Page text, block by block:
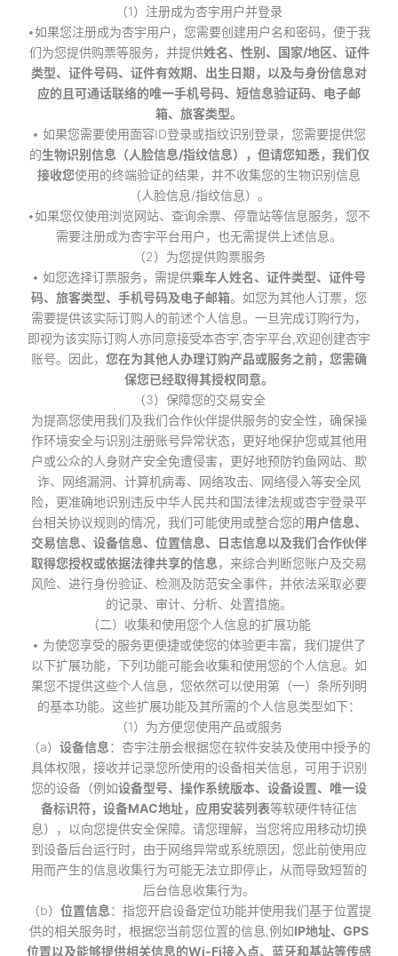
（1）注册成为杏宇用户并登录
•如果您注册成为杏宇用户，您需要创建用户名和密码，便于我
们为您提供购票等服务，并提供姓名、性别、国家/地区、证件
类型、证件号码、证件有效期、出生日期，以及与身份信息对
应的且可通话联络的唯一手机号码、短信息验证码、电子邮
箱、旅客类型。
• 如果您需要使用面容ID登录或指纹识别登录，您需要提供您
的生物识别信息（人脸信息/指纹信息），但请您知悉，我们仅
接收您使用的终端验证的结果，并不收集您的生物识别信息
（人脸信息/指纹信息）。
•如果您仅使用浏览网站、查询余票、停靠站等信息服务，您不
需要注册成为杏宇平台用户，也无需提供上述信息。
（2）为您提供购票服务
• 如您选择订票服务，需提供乘车人姓名、证件类型、证件号
码、旅客类型、手机号码及电子邮箱。如您为其他人订票，您
需要提供该实际订购人的前述个人信息。一旦完成订购行为，
即视为该实际订购人亦同意接受本杏宇,杏宇平台,欢迎创建杏宇
账号。因此， 您在为其他人办理订购产品或服务之前，您需确
保您已经取得其授权同意。
（3）保障您的交易安全
为提高您使用我们及我们合作伙伴提供服务的安全性，确保操
作环境安全与识别注册账号异常状态，更好地保护您或其他用
户或公众的人身财产安全免遭侵害，更好地预防钓鱼网站、欺
诈、网络漏洞、计算机病毒、网络攻击、网络侵入等安全风
险，更准确地识别违反中华人民共和国法律法规或杏宇登录平
台相关协议规则的情况，我们可能使用或整合您的用户信息、
交易信息、设备信息、位置信息、日志信息以及我们合作伙伴
取得您授权或依据法律共享的信息，来综合判断您账户及交易
风险、进行身份验证、检测及防范安全事件，并依法采取必要
的记录、审计、分析、处置措施。
（二）收集和使用您个人信息的扩展功能
• 为使您享受的服务更便捷或使您的体验更丰富，我们提供了
以下扩展功能，下列功能可能会收集和使用您的个人信息。如
果您不提供这些个人信息，您依然可以使用第（一）条所列明
的基本功能。这些扩展功能及其所需的个人信息类型如下：
（1）为方便您使用产品或服务
（a） 设备信息：杏宇注册会根据您在软件安装及使用中授予的
具体权限，接收并记录您所使用的设备相关信息，可用于识别
您的设备（例如设备型号、操作系统版本、设备设置、唯一设
备标识符，设备MAC地址，应用安装列表等软硬件特征信
息），以向您提供安全保障。请您理解，当您将应用移动切换
到设备后台运行时，由于网络异常或系统原因，您此前使用应
用而产生的信息收集行为可能无法立即停止，从而导致短暂的
后台信息收集行为。
（b） 位置信息：指您开启设备定位功能并使用我们基于位置提
供的相关服务时，根据您当前您位置的信息,例如IP地址、GPS
位置以及能够提供相关信息的Wi-Fi接入点、蓝牙和基站等传感